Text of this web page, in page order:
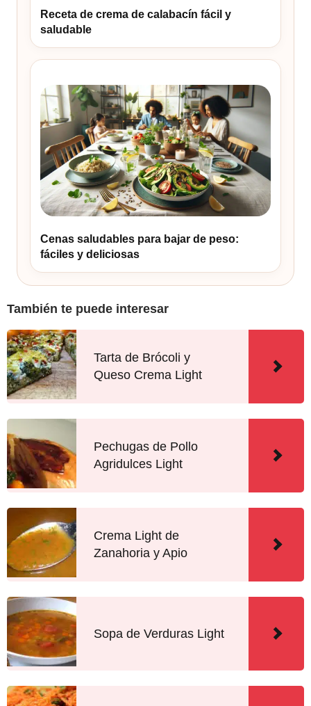
Receta de crema de calabacín fácil y
saludable
Cenas saludables para bajar de peso:
fáciles y deliciosas
También te puede interesar
Tarta de Brócoli y
Queso Crema Light
Pechugas de Pollo
Agridulces Light
Crema Light de
Zanahoria y Apio
Sopa de Verduras Light